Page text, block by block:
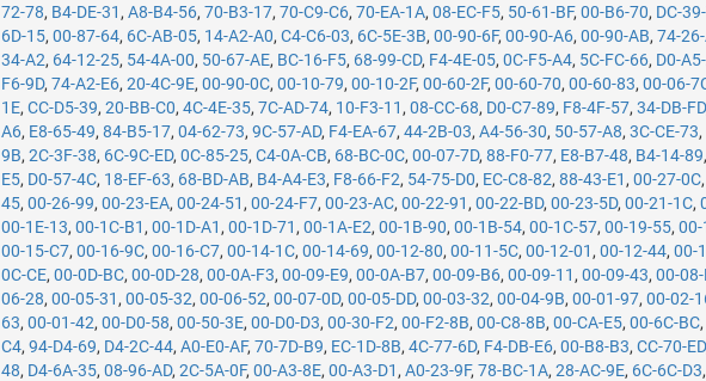
72-78, B4-DE-31 ,A8-B4-56,70-B3-17,70-C9-C6,70-EA-1A,08-EC-F5, 50-61-BF,00-B6-70, DC-
6D-15,00-87-64, 6C-AB-05, 14-A2-A0,C4-C6-03, 6C-5E-3B,00-90-6F,00-90-A6,00-90-AB,74-
34-A2, 64-12-25, 54-4A-00, 50-67-AE, BC-16-F5, 68-99-CD, F4-4E-05,0C-F5-A4, 5C-FC-66, D0-
F6-9D,74-A2-E6,20-4C-9E,00-90-0C,00-10-79,00-10-2F,00-60-2F,00-60-70,00-60-83,00-06-
1E,CC-D5-39,20-BB-C0,4C-4E-35,7C-AD-74, 10-F3-11 ,08-CC-68, D0-C7-89, F8-4F-57,34-DB-FD
A6, E8-65-49,84-B5-17,04-62-73,9C-57-AD, F4-EA-67,44-2B-03,A4-56-30, 50-57-A8,3C-CE-73,
9B,2C-3F-38, 6C-9C-ED,0C-85-25,C4-0A-CB, 68-BC-0C,00-07-7D,88-F0-77, E8-B7-48, B4-14-89
E5, D0-57-4C, 18-EF-63, 68-BD-AB, B4-A4-E3, F8-66-F2, 54-75-D0, EC-C8-82,88-43-E1 ,00-27-0C
45,00-26-99,00-23-EA,00-24-51 ,00-24-F7,00-23-AC,00-22-91 ,00-22-BD,00-23-5D,00-21-1C,
00-1E-13,00-1C-B1 ,00-1D-A1 ,00-1D-71 ,00-1A-E2,00-1B-90,00-1B-54,00-1C-57,00-19-55,00-
00-15-C7,00-16-9C,00-16-C7,00-14-1C,00-14-69,00-12-80,00-11-5C,00-12-01 ,00-12-44,00-
0C-CE,00-0D-BC,00-0D-28,00-0A-F3,00-09-E9,00-0A-B7,00-09-B6,00-09-11 ,00-09-43,00-08-
06-28,00-05-31 ,00-05-32,00-06-52,00-07-0D,00-05-DD,00-03-32,00-04-9B,00-01-97,00-02-
63,00-01-42,00-D0-58,00-50-3E,00-D0-D3,00-30-F2,00-F2-8B,00-C8-8B,00-CA-E5,00-6C-BC
C4,94-D4-69, D4-2C-44,A0-E0-AF,70-7D-B9, EC-1D-8B,4C-77-6D, F4-DB-E6,00-B8-B3,CC-70-ED
48, D4-6A-35,08-96-AD,2C-5A-0F,00-A3-8E,00-A3-D1 ,A0-23-9F,78-BC-1A,28-AC-9E, 6C-6C-D3